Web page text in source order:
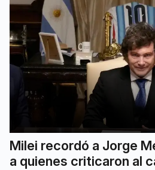
Milei recordó a Jorge
a quienes criticaron al